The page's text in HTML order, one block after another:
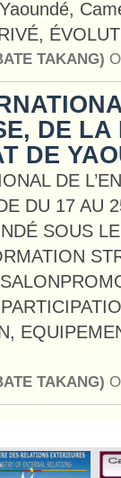
TAKANG)
DE LA
DE
DE
DU 17 AU
SOUS
TAKANG)